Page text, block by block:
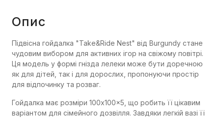
Опис
Підвісна гойдалка "Take&Ride Nest" від Burgundy стане
чудовим вибором для активних ігор на свіжому повітрі.
Ця модель у формі гнізда лелеки може бути доречною
як для дітей, так і для дорослих, пропонуючи простір
для відпочинку та розваг.
Гойдалка має розміри 100x100x5, що робить її цікавим
варіантом для сімейного дозвілля. Завдяки легкій вазі її